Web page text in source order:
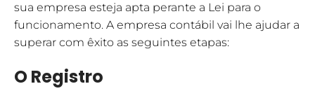
sua empresa esteja apta perante a Lei para o
funcionamento. A empresa contábil vai lhe ajudar a
superar com êxito as seguintes etapas:
O Registro